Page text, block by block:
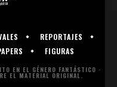
REPORTAJES
FIGURAS
EN EL GÉNERO FANTÁSTICO ·
EL MATERIAL ORIGINAL.